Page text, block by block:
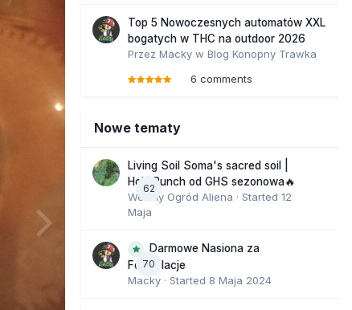
Top 5 Nowoczesnych automatów XXL
bogatych w THC na outdoor 2026
Przez Macky w Blog Konopny Trawka
6 comments
Nowe tematy
62
Living Soil Soma's sacred soil |
Holy Punch od GHS sezonowa🔥
Wesoły Ogród Aliena · Started 12
Maja
70
Darmowe Nasiona za
Fotorelacje
Macky · Started 8 Maja 2024